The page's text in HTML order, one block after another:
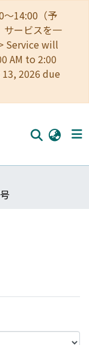
～14:00（予
サービスを一
Service will
AM to 2:00
2026 due